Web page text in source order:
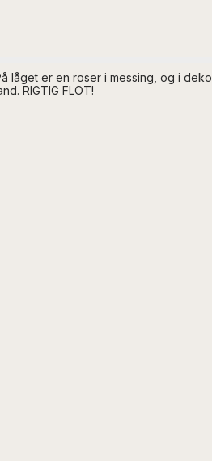
låget er en roser i messing, og i
RIGTIG FLOT!